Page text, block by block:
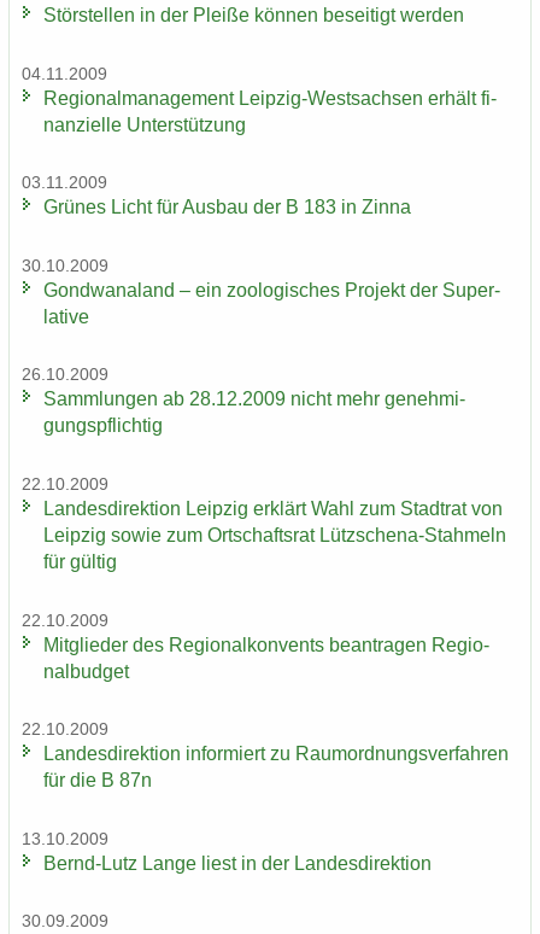
Stör­stel­len in der Plei­ße kön­nen be­sei­tigt wer­den
04.11.2009
Re­gio­nal­ma­nage­ment Leipzig-​Westsachsen er­hält fi­
nan­zi­el­le Un­ter­stüt­zung
03.11.2009
Grü­nes Licht für Aus­bau der B 183 in Zinna
30.10.2009
Gond­wa­na­land – ein zoo­lo­gi­sches Pro­jekt der Su­per­
la­ti­ve
26.10.2009
Samm­lun­gen ab 28.12.2009 nicht mehr ge­neh­mi­
gungs­pflich­tig
22.10.2009
Lan­des­di­rek­ti­on Leip­zig er­klärt Wahl zum Stadt­rat von
Leip­zig sowie zum Ort­schafts­rat Lützschena-​Stahmeln
für gül­tig
22.10.2009
Mit­glie­der des Re­gio­nal­kon­vents be­an­tra­gen Re­gio­
nal­bud­get
22.10.2009
Lan­des­di­rek­ti­on in­for­miert zu Raum­ord­nungs­ver­fah­ren
für die B 87n
13.10.2009
Bernd-​Lutz Lange liest in der Lan­des­di­rek­ti­on
30.09.2009